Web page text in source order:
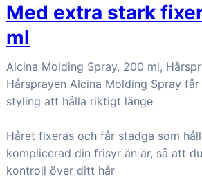
Med extra stark
ml
Alcina Molding Spray, 200 ml,
Hårsprayen Alcina Molding Spray
styling att hålla riktigt länge
Håret fixeras och får stadga som
komplicerad din frisyr än är, så att
kontroll över ditt hår